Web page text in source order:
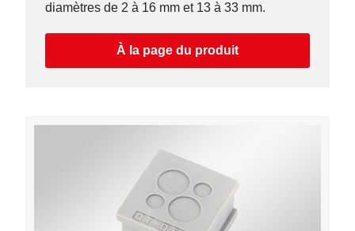
diamètres de 2 à 16 mm et 13 à 33 mm.
À la page du produit